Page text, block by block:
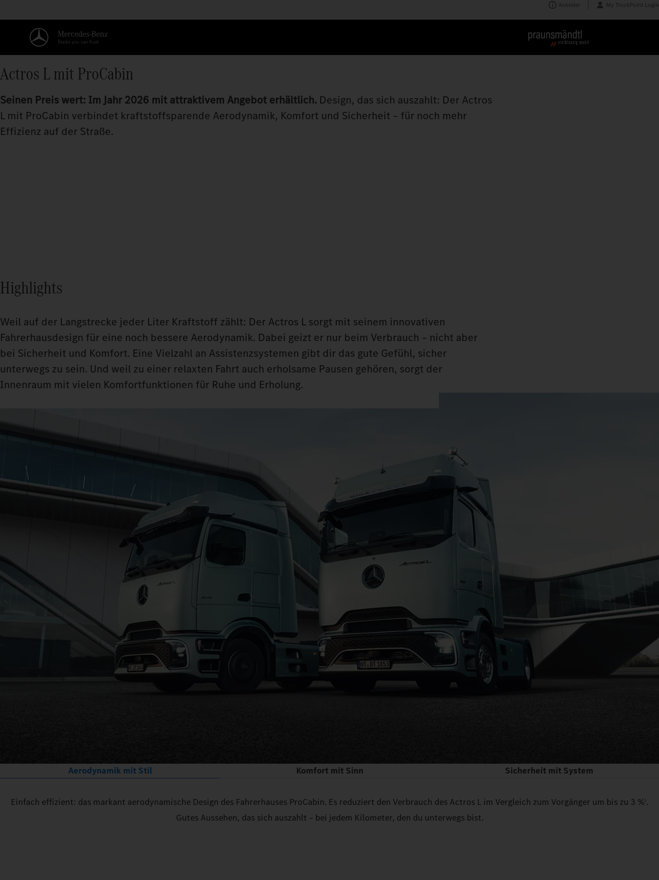
Anbieter My TruckPoint Login
Actros L mit ProCabin
Seinen Preis wert: Im Jahr 2026 mit attraktivem Angebot erhältlich. Design, das sich auszahlt: Der Actros
L mit ProCabin verbindet kraftstoffsparende Aerodynamik, Komfort und Sicherheit – für noch mehr
Effizienz auf der Straße.
Highlights
Weil auf der Langstrecke jeder Liter Kraftstoff zählt: Der Actros L sorgt mit seinem innovativen
Fahrerhausdesign für eine noch bessere Aerodynamik. Dabei geizt er nur beim Verbrauch – nicht aber
bei Sicherheit und Komfort. Eine Vielzahl an Assistenzsystemen gibt dir das gute Gefühl, sicher
unterwegs zu sein. Und weil zu einer relaxten Fahrt auch erholsame Pausen gehören, sorgt der
Innenraum mit vielen Komfortfunktionen für Ruhe und Erholung.
Aerodynamik mit Stil Komfort mit Sinn Sicherheit mit System
Einfach effizient: das markant aerodynamische Design des Fahrerhauses ProCabin. Es reduziert den Verbrauch des Actros L im Vergleich zum Vorgänger um bis zu 3 %1.
Gutes Aussehen, das sich auszahlt – bei jedem Kilometer, den du unterwegs bist.